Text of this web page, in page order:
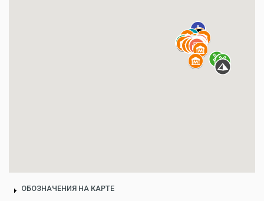
ОБОЗНАЧЕНИЯ НА КАРТЕ